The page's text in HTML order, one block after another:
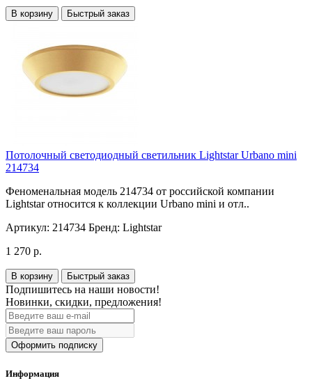
В корзину Быстрый заказ
Потолочный светодиодный светильник Lightstar Urbano mini
214734
Феноменальная модель 214734 от российской компании
Lightstar относится к коллекции Urbano mini и отл..
Артикул: 214734 Бренд: Lightstar
1 270 р.
В корзину Быстрый заказ
Подпишитесь на наши новости!
Новинки, скидки, предложения!
Оформить подписку
Информация